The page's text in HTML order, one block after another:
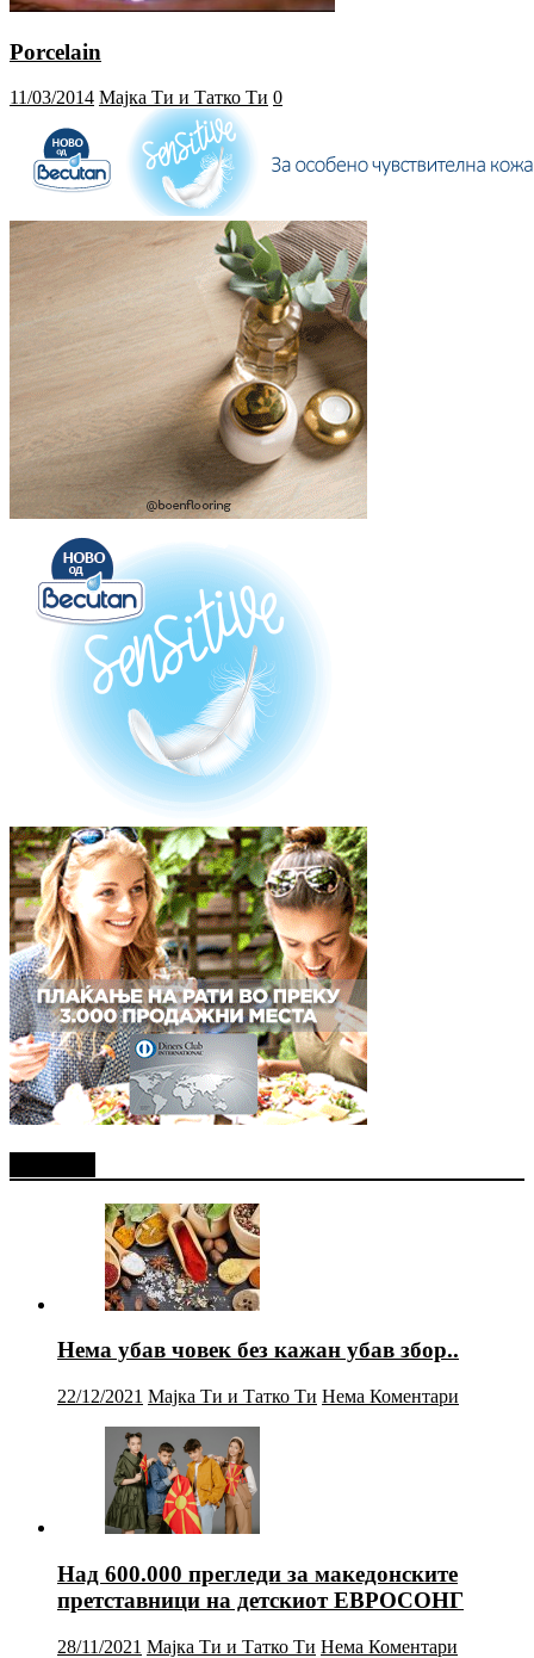
Porcelain
11/03/2014 Мајка Ти и Татко Ти 0
Нема убав човек без кажан убав збор..
22/12/2021 Мајка Ти и Татко Ти Нема Коментари
Над 600.000 прегледи за македонските
претставници на детскиот ЕВРОСОНГ
28/11/2021 Мајка Ти и Татко Ти Нема Коментари